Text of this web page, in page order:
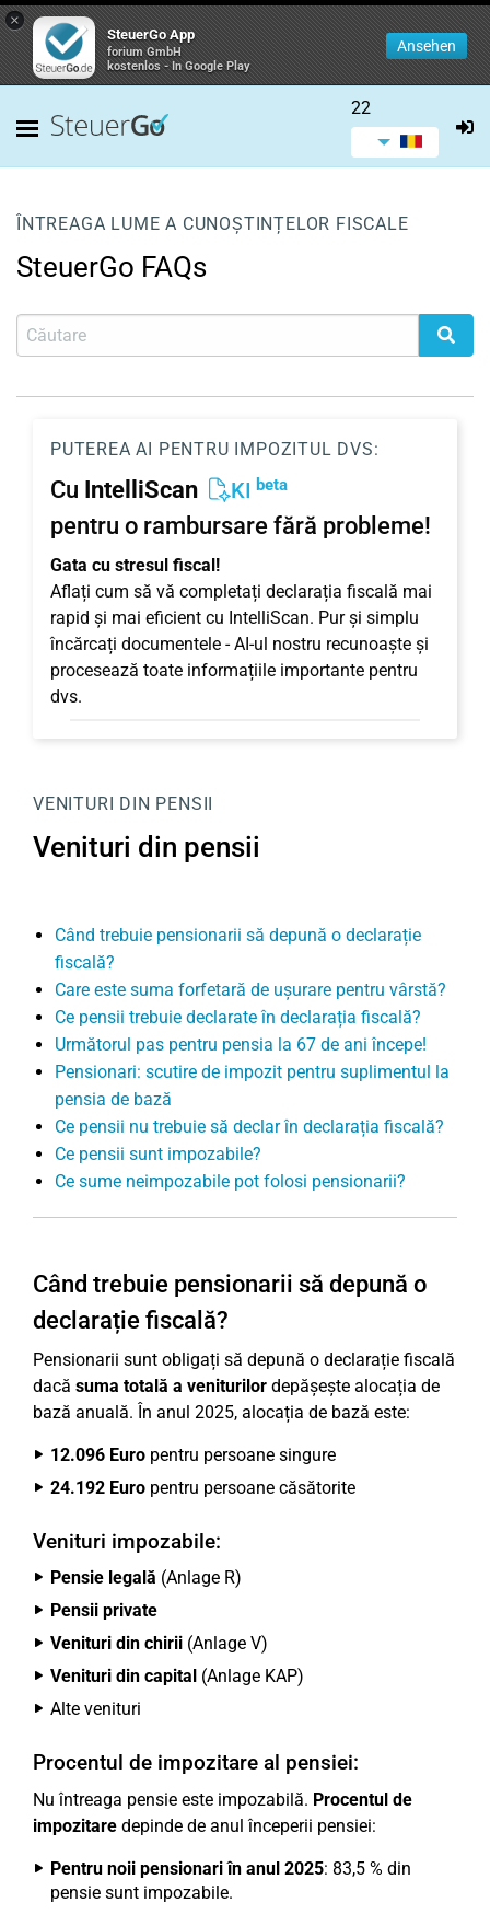
×
SteuerGo App
forium GmbH
kostenlos - In Google Play
Ansehen
22
ÎNTREAGA LUME A CUNOȘTINȚELOR FISCALE
SteuerGo FAQs
PUTEREA AI PENTRU IMPOZITUL DVS:
Cu IntelliScan KI beta
pentru o rambursare fără probleme!
Gata cu stresul fiscal!
Aflați cum să vă completați declarația fiscală mai
rapid și mai eficient cu IntelliScan. Pur și simplu
încărcați documentele - AI-ul nostru recunoaște și
procesează toate informațiile importante pentru
dvs.
VENITURI DIN PENSII
Venituri din pensii
Când trebuie pensionarii să depună o declarație
fiscală?
Care este suma forfetară de ușurare pentru vârstă?
Ce pensii trebuie declarate în declarația fiscală?
Următorul pas pentru pensia la 67 de ani începe!
Pensionari: scutire de impozit pentru suplimentul la
pensia de bază
Ce pensii nu trebuie să declar în declarația fiscală?
Ce pensii sunt impozabile?
Ce sume neimpozabile pot folosi pensionarii?
Când trebuie pensionarii să depună o
declarație fiscală?
Pensionarii sunt obligați să depună o declarație fiscală
dacă suma totală a veniturilor depășește alocația de
bază anuală. În anul 2025, alocația de bază este:
12.096 Euro pentru persoane singure
24.192 Euro pentru persoane căsătorite
Venituri impozabile:
Pensie legală (Anlage R)
Pensii private
Venituri din chirii (Anlage V)
Venituri din capital (Anlage KAP)
Alte venituri
Procentul de impozitare al pensiei:
Nu întreaga pensie este impozabilă. Procentul de
impozitare depinde de anul începerii pensiei:
Pentru noii pensionari în anul 2025: 83,5 % din
pensie sunt impozabile.